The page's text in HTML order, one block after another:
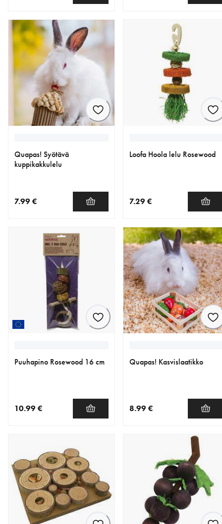
Quapas! Syötävä
kuppikakkulelu
7.99 €
Loofa Hoola lelu Rosewood
7.29 €
Puuhapino Rosewood 16 cm
10.99 €
Quapas! Kasvislaatikko
8.99 €